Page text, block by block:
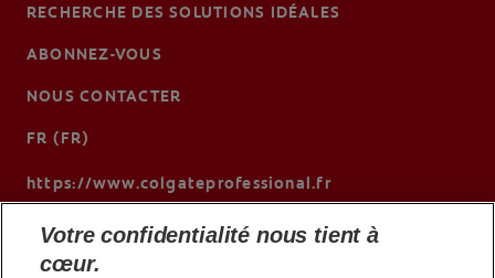
RECHERCHE DES SOLUTIONS IDÉALES
ABONNEZ-VOUS
NOUS CONTACTER
FR (FR)
https://www.colgateprofessional.fr
Votre confidentialité nous tient à
cœur.